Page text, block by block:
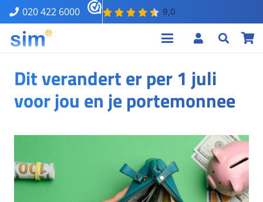
020 422 6000
Dit verandert er per 1 juli
voor jou en je portemonnee